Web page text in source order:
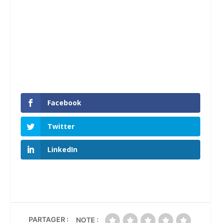
Facebook
Twitter
LinkedIn
PARTAGER : NOTE :